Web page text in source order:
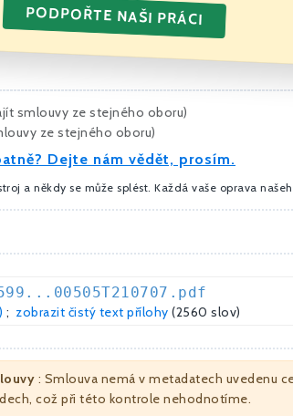
PODPOŘTE NAŠI PRÁCI
smlouvy ze stejného oboru)
ze stejného oboru)
Dejte nám vědět, prosím.
a někdy se může splést. Každá vaše oprava
; zobrazit čistý text přílohy (2560 slov)
: Smlouva nemá v metadatech uvedenu
což při této kontrole nehodnotíme.